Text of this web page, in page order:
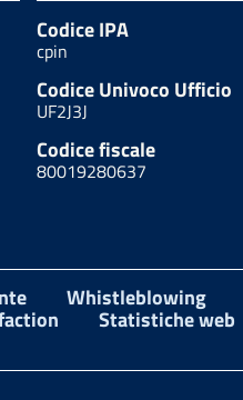
Codice IPA
cpin
Codice Univoco Ufficio
UF2J3J
Codice fiscale
80019280637
Whistleblowing
Statistiche web